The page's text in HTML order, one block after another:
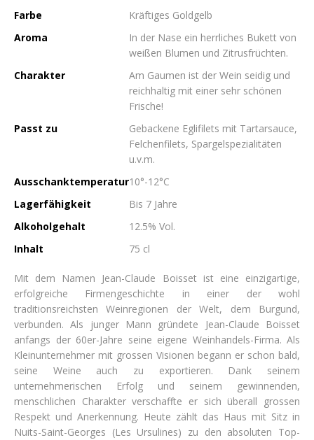
Farbe
Kräftiges Goldgelb
Aroma
In der Nase ein herrliches Bukett von
weißen Blumen und Zitrusfrüchten.
Charakter
Am Gaumen ist der Wein seidig und
reichhaltig mit einer sehr schönen
Frische!
Passt zu
Gebackene Eglifilets mit Tartarsauce,
Felchenfilets, Spargelspezialitäten
u.v.m.
Ausschanktemperatur10°-12°C
Lagerfähigkeit
Bis 7 Jahre
Alkoholgehalt
12.5% Vol.
Inhalt
75 cl
Mit dem Namen Jean-Claude Boisset ist eine einzigartige,
erfolgreiche Firmengeschichte in einer der wohl
traditionsreichsten Weinregionen der Welt, dem Burgund,
verbunden. Als junger Mann gründete Jean-Claude Boisset
anfangs der 60er-Jahre seine eigene Weinhandels-Firma. Als
Kleinunternehmer mit grossen Visionen begann er schon bald,
seine Weine auch zu exportieren. Dank seinem
unternehmerischen Erfolg und seinem gewinnenden,
menschlichen Charakter verschaffte er sich überall grossen
Respekt und Anerkennung. Heute zählt das Haus mit Sitz in
Nuits-Saint-Georges (Les Ursulines) zu den absoluten Top-